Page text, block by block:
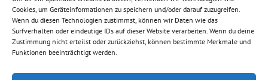
Cookies, um Geräteinformationen zu speichern und/oder darauf zuzugreifen.
Wenn du diesen Technologien zustimmst, können wir Daten wie das
Surfverhalten oder eindeutige IDs auf dieser Website verarbeiten. Wenn du deine
Zustimmung nicht erteilst oder zurückziehst, können bestimmte Merkmale und
Funktionen beeinträchtigt werden.
Sofort loslegen
Datenschutzerklärung
Impressum